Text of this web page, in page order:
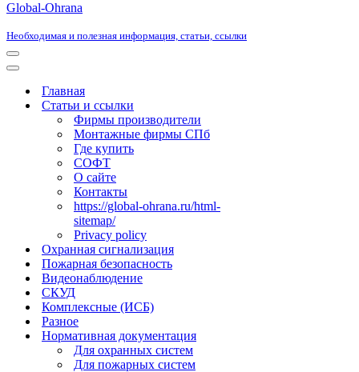
Global-Ohrana
Необходимая и полезная информация, статьи, ссылки
Меню
навигации
Меню
навигацииГлавная
Статьи и ссылки
Фирмы производители
Монтажные фирмы СПб
Где купить
СОФТ
О сайте
Контакты
https://global-ohrana.ru/html-
sitemap/
Privacy policy
Охранная сигнализация
Пожарная безопасность
Видеонаблюдение
СКУД
Комплексные (ИСБ)
Разное
Нормативная документация
Для охранных систем
Для пожарных систем